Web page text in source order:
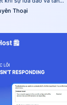
càng phổ biến. Một
bật giúp bảo vệ thông
giao thức TLS
Thoại